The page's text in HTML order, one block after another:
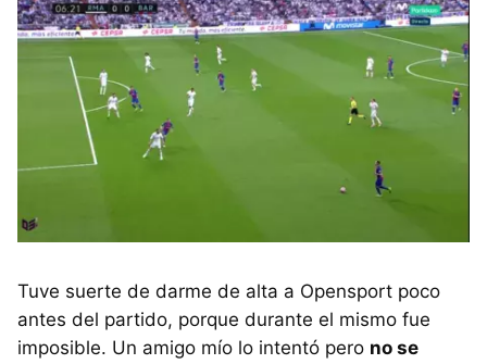
Tuve suerte de darme de alta a Opensport poco
antes del partido, porque durante el mismo fue
imposible. Un amigo mío lo intentó pero no se